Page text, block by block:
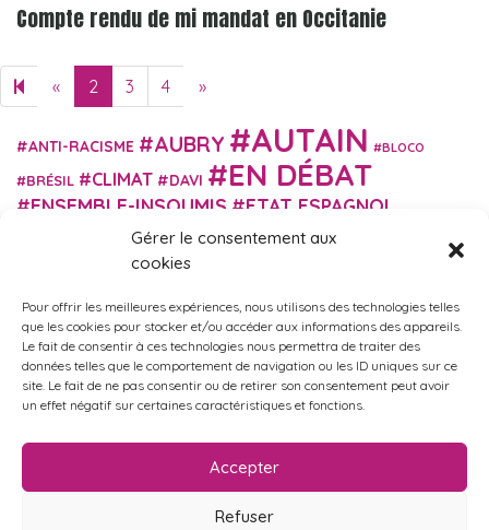
Gérer le consentement aux
cookies
Pour offrir les meilleures expériences, nous utilisons des technologies telles
que les cookies pour stocker et/ou accéder aux informations des appareils.
Le fait de consentir à ces technologies nous permettra de traiter des
données telles que le comportement de navigation ou les ID uniques sur ce
site. Le fait de ne pas consentir ou de retirer son consentement peut avoir
un effet négatif sur certaines caractéristiques et fonctions.
Accepter
Refuser
Compte rendu de mi mandat en Occitanie
« Previous page
2 3 4 »
ANTI-RACISME AUBRY AUTAIN BLOCO
BRÉSIL CLIMAT DAVI EN DÉBAT
ENSEMBLE-INSOUMIS ETAT ESPAGNOL
EUROPE EXTRÊME DROITE FASCISME
FRANCE INSOUMISE
HISTOIRE IMMIGRATION ISRAËL PALESTINE ITALIE
MACRON MARTIN MARXISME MIGRANT-ES
MUNICIPALES MÉLENCHON NUPES OBONO
OCCITANIE PORTUGAL RETRAITES RUSSIE
VIOLENCES SEXISTES ÉCOLOGIE
ÉCOSOCIALISME ÉLECTIONS